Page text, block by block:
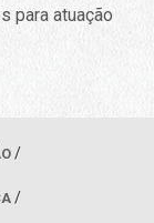
para atuação